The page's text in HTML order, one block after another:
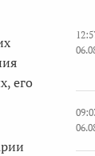
его